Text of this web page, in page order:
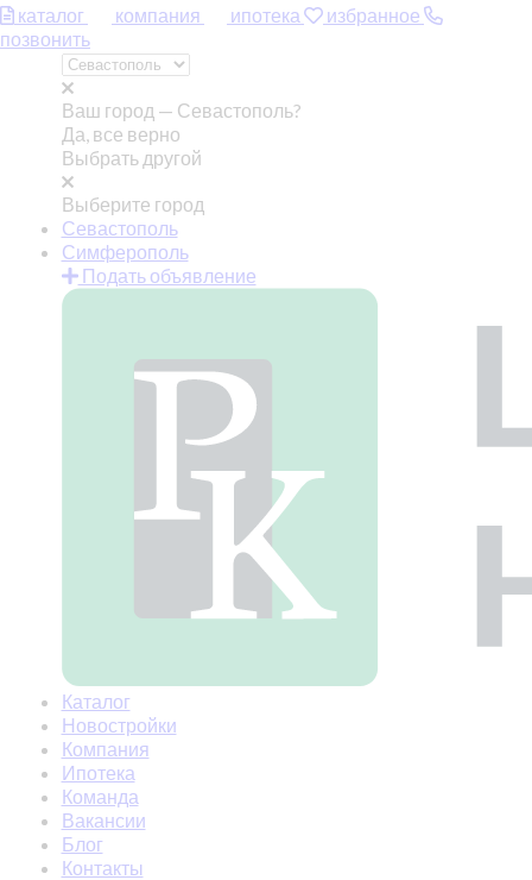
каталог компания ипотека
избранное
позвонить
Ваш город — Севастополь?
Да, все верно
Выбрать другой
Выберите город
Севастополь
Симферополь
Подать объявление
Каталог
Новостройки
Компания
Ипотека
Команда
Вакансии
Блог
Контакты